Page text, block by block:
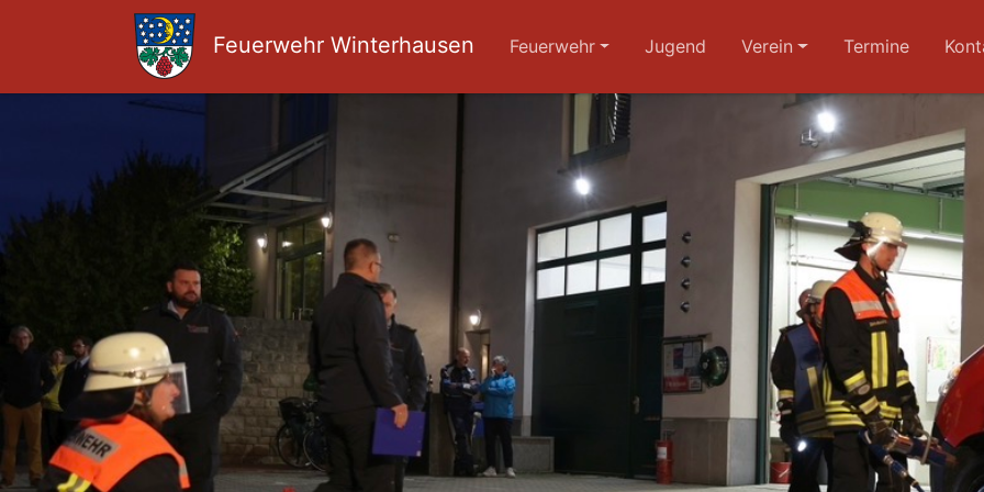
Feuerwehr Winterhausen Feuerwehr Jugend Verein Termine